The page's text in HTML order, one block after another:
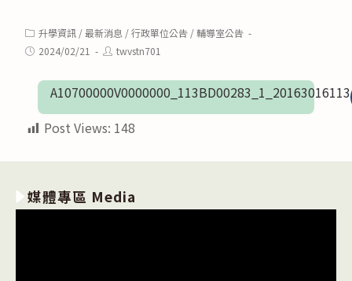
Post
category:
升學資訊 /最新消息 /行政單位公告 /輔導室公告
Post2024/02/21
Posttwvstn701
A10700000V0000000_113BD00283_1_20163016113
Post Views: 148
媒體專區 Media